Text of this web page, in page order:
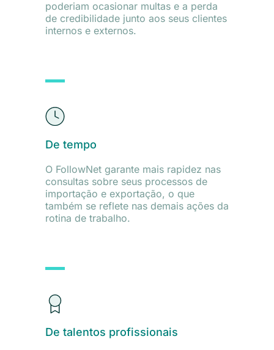
poderiam ocasionar multas e a perda
de credibilidade junto aos seus clientes
internos e externos.
De tempo
O FollowNet garante mais rapidez nas
consultas sobre seus processos de
importação e exportação, o que
também se reflete nas demais ações da
rotina de trabalho.
De talentos profissionais